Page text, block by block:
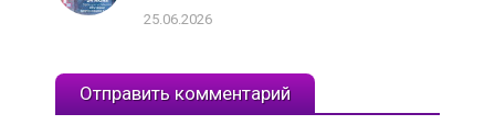
25.06.2026
Отправить комментарий